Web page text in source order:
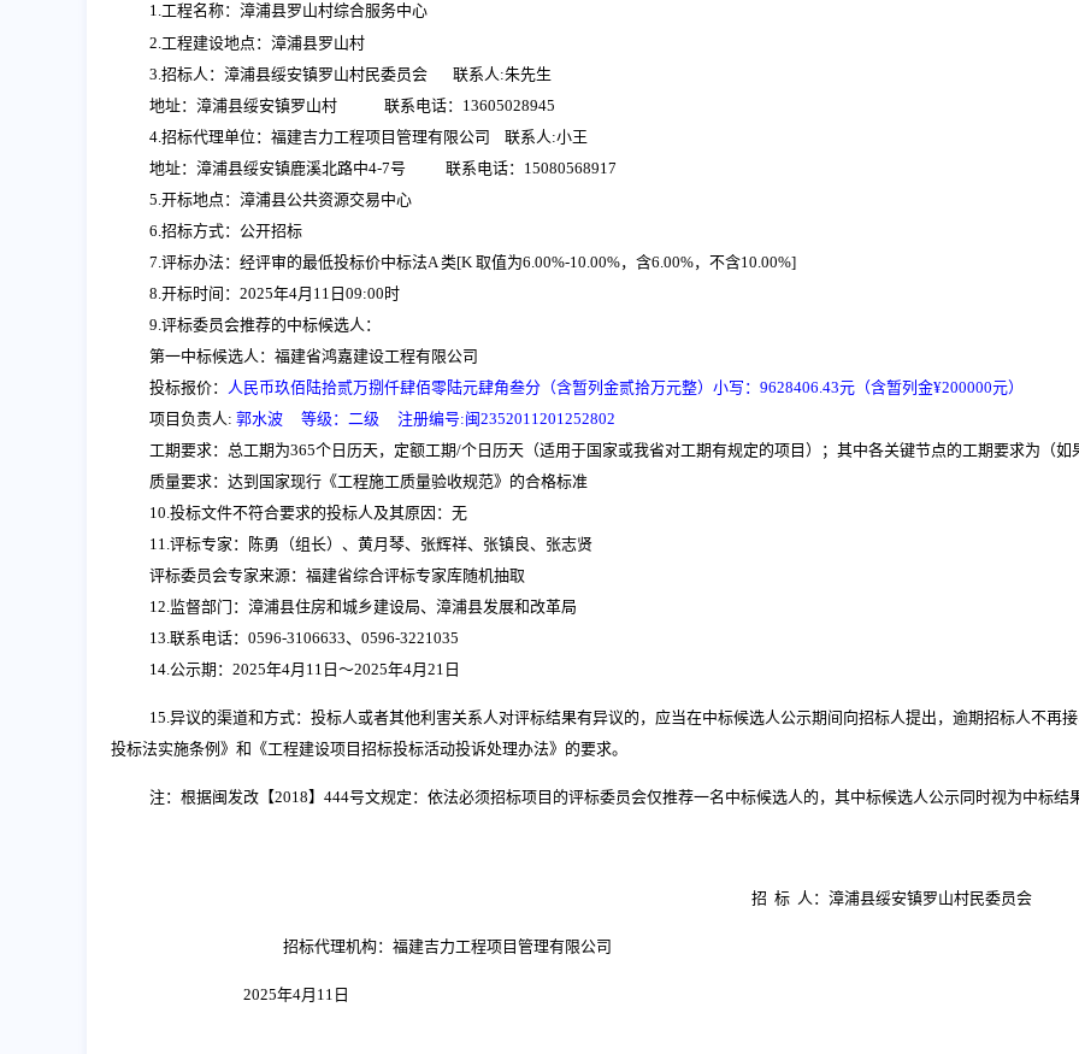
1.工程名称： 漳浦县罗山村综合服务中心
2.工程建设地点：漳浦县罗山村
3.招标人： 漳浦县绥安镇罗山村民委员会 联系人:朱先生
地址： 漳浦县绥安镇罗山村 联系电话：13605028945
4.招标代理单位：福建吉力工程项目管理有限公司
联系人:小王
地址： 漳浦县绥安镇鹿溪北路中4-7号 联系电话： 15080568917
5.开标地点： 漳浦县公共资源交易中心
6.招标方式：公开招标
7.评标办法：经评审的最低投标价中标法A 类[K 取值为6.00%-10.00%，含6.00%，不含10.00%]
8.开标时间：2025年4月11 日 09:00时
9.评标委员会推荐的中标候选人：
第一中标候选人：福建省鸿嘉建设工程有限公司
投标报价： 人民币玖佰陆拾贰万捌仟肆佰零陆元肆角叁分 （含暂列金贰拾万元整）小写： 9628406.43元 （含暂列金¥200000元）
项目负责人: 郭水波 等级：二级 注册编号:闽2352011201252802
工期要求：总工期为365个日历天，定额工期/个日历天（适用于国家或我省对工期有规定的项目）；其中各关键节点的工期要求为（如
质量要求：达到国家现行《工程施工质量验收规范》的合格标准
10.投标文件不符合要求的投标人及其原因：无
11.评标专家：
陈勇（组长）、黄月琴、张辉祥、张镇良、张志贤
评标委员会专家来源：福建省综合评标专家库随机抽取
12.监督部门：漳浦县住房和城乡建设局、漳浦县发展和改革局
13.联系电话：0596-3106633、0596-3221035
14.公示期：2025年4月11日～2025年4月21日
15.异议的渠道和方式：投标人或者其他利害关系人对评标结果有异议的，应当在中标候选人公示期间向招标人提出，逾期招标人不再
投标法实施条例》和《工程建设项目招标投标活动投诉处理办法》的要求。
注：根据闽发改【2018】444号文规定：依法必须招标项目的评标委员会仅推荐一名中标候选人的，其中标候选人公示同时视为中标结
招 标 人： 漳浦县绥安镇罗山村民委员会
招标代理机构：福建吉力工程项目管理有限公司
2025年4月11日